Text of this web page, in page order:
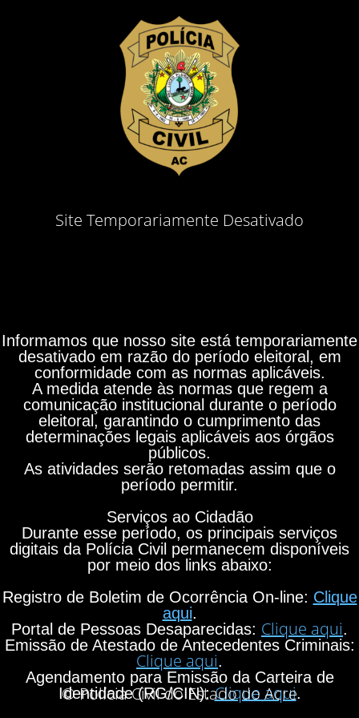
Site Temporariamente Desativado
Informamos que nosso site está temporariamente
desativado em razão do período eleitoral, em
conformidade com as normas aplicáveis.
A medida atende às normas que regem a
comunicação institucional durante o período
eleitoral, garantindo o cumprimento das
determinações legais aplicáveis aos órgãos
públicos.
As atividades serão retomadas assim que o
período permitir.
Serviços ao Cidadão
Durante esse período, os principais serviços
digitais da Polícia Civil permanecem disponíveis
por meio dos links abaixo:
Registro de Boletim de Ocorrência On-line: Clique
aqui.
Portal de Pessoas Desaparecidas: Clique aqui.
Emissão de Atestado de Antecedentes Criminais:
Clique aqui.
Agendamento para Emissão da Carteira de
Identidade (RG/CIN):Clique aqui.
© Polícia Civil do Estado do Acre